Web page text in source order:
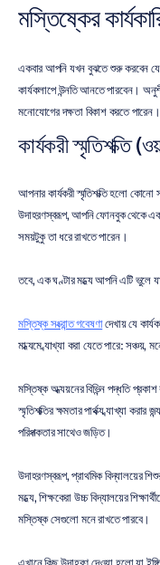
মস্তিষ্কের
একবার আপনি যখন বুঝতে শুরু করবেন
কার্যকলাপে উন্নতি আনতে পারবেন।
মনোযোগের দক্ষতা বিকাশ করতে পারেন।
কার্যকরী স্মৃতিশক্তি
আপনার কার্যকরী স্মৃতিশক্তি হলো কোনো
উদাহরণস্বরূপ, আপনি ফোনবুক থেকে
সময়টুকু তা ধরে রাখতে পারেন।
তবে, এক ঘণ্টার মধ্যে আপনি এটি ভুলে
মস্তিষ্ক সংক্রান্ত গবেষণা দেখায় যে
মাধ্যমে ব্যাখ্যা করা যেতে পারে: সঞ্চয়,
মস্তিষ্ক অধ্যয়নের বিভিন্ন পদ্ধতি প্রকাশ
স্মৃতিশক্তির ক্ষমতার পার্থক্য ব্যাখ্যা
পরিপক্কতার সাথেও জড়িত।
উদাহরণস্বরূপ, প্রাথমিক বিদ্যালয়ের
মধ্যে, শিক্ষকেরা উচ্চ বিদ্যালয়ের
মস্তিষ্ক সেগুলো মনে রাখতে পারবে।